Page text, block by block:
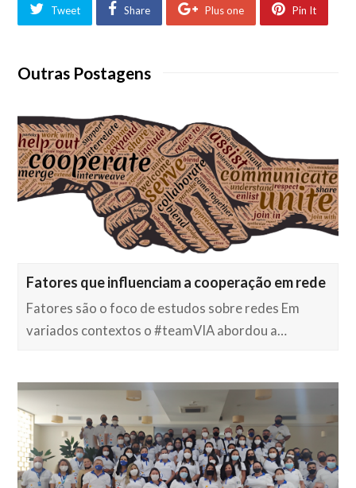
Tweet Share Plus one Pin It
Outras Postagens
Fatores que influenciam a cooperação em rede
Fatores são o foco de estudos sobre redes Em
variados contextos o #teamVIA abordou a…